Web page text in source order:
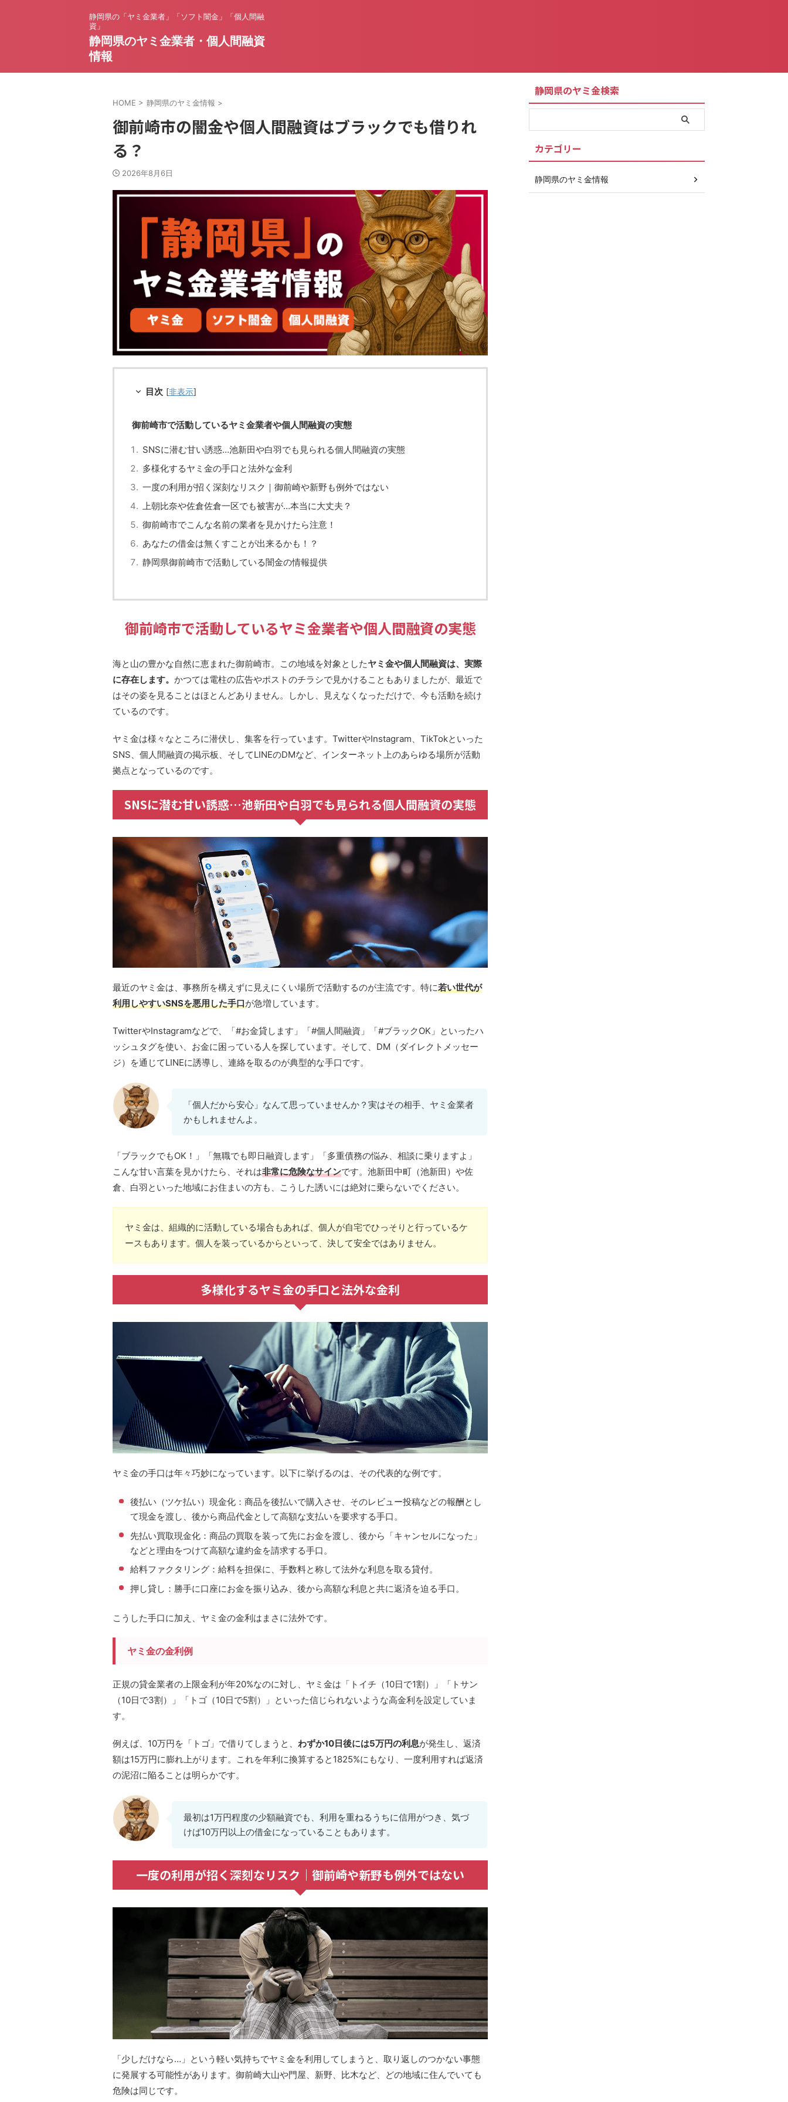
静岡県の「ヤミ金業者」「ソフト闇金」「個人間融
資」
静岡県のヤミ金業者・個人間融資
情報
HOME > 静岡県のヤミ金情報 >
御前崎市の闇金や個人間融資はブラックでも借りれ
る？
2026年8月6日
目次 [非表示]
御前崎市で活動しているヤミ金業者や個人間融資の実態
SNSに潜む甘い誘惑…池新田や白羽でも見られる個人間融資の実態
多様化するヤミ金の手口と法外な金利
一度の利用が招く深刻なリスク｜御前崎や新野も例外ではない
上朝比奈や佐倉佐倉一区でも被害が…本当に大丈夫？
御前崎市でこんな名前の業者を見かけたら注意！
あなたの借金は無くすことが出来るかも！？
静岡県御前崎市で活動している闇金の情報提供
御前崎市で活動しているヤミ金業者や個人間融資の実態
海と山の豊かな自然に恵まれた御前崎市。この地域を対象としたヤミ金や個人間融資は、実際
に存在します。 かつては電柱の広告やポストのチラシで見かけることもありましたが、最近で
はその姿を見ることはほとんどありません。しかし、見えなくなっただけで、今も活動を続け
ているのです。
ヤミ金は様々なところに潜伏し、集客を行っています。TwitterやInstagram、TikTokといった
SNS、個人間融資の掲示板、そしてLINEのDMなど、インターネット上のあらゆる場所が活動
拠点となっているのです。
SNSに潜む甘い誘惑…池新田や白羽でも見られる個人間融資の実態
最近のヤミ金は、事務所を構えずに見えにくい場所で活動するのが主流です。特に若い世代が
利用しやすいSNSを悪用した手口が急増しています。
TwitterやInstagramなどで、「#お金貸します」「#個人間融資」「#ブラックOK」といったハ
ッシュタグを使い、お金に困っている人を探しています。そして、DM（ダイレクトメッセー
ジ）を通じてLINEに誘導し、連絡を取るのが典型的な手口です。
「個人だから安心」なんて思っていませんか？実はその相手、ヤミ金業者
かもしれませんよ。
「ブラックでもOK！」「無職でも即日融資します」「多重債務の悩み、相談に乗りますよ」
こんな甘い言葉を見かけたら、それは非常に危険なサインです。池新田中町（池新田）や佐
倉、白羽といった地域にお住まいの方も、こうした誘いには絶対に乗らないでください。
ヤミ金は、組織的に活動している場合もあれば、個人が自宅でひっそりと行っているケ
ースもあります。個人を装っているからといって、決して安全ではありません。
多様化するヤミ金の手口と法外な金利
ヤミ金の手口は年々巧妙になっています。以下に挙げるのは、その代表的な例です。
後払い（ツケ払い）現金化：商品を後払いで購入させ、そのレビュー投稿などの報酬とし
て現金を渡し、後から商品代金として高額な支払いを要求する手口。
先払い買取現金化：商品の買取を装って先にお金を渡し、後から「キャンセルになった」
などと理由をつけて高額な違約金を請求する手口。
給料ファクタリング：給料を担保に、手数料と称して法外な利息を取る貸付。
押し貸し：勝手に口座にお金を振り込み、後から高額な利息と共に返済を迫る手口。
こうした手口に加え、ヤミ金の金利はまさに法外です。
ヤミ金の金利例
正規の貸金業者の上限金利が年20%なのに対し、ヤミ金は「トイチ（10日で1割）」「トサン
（10日で3割）」「トゴ（10日で5割）」といった信じられないような高金利を設定していま
す。
例えば、10万円を「トゴ」で借りてしまうと、 わずか10日後には5万円の利息が発生し、返済
額は15万円に膨れ上がります。これを年利に換算すると1825%にもなり、一度利用すれば返済
の泥沼に陥ることは明らかです。
最初は1万円程度の少額融資でも、利用を重ねるうちに信用がつき、気づ
けば10万円以上の借金になっていることもあります。
一度の利用が招く深刻なリスク｜御前崎や新野も例外ではない
「少しだけなら…」という軽い気持ちでヤミ金を利用してしまうと、取り返しのつかない事態
に発展する可能性があります。御前崎大山や門屋、新野、比木など、どの地域に住んでいても
危険は同じです。
静岡県のヤミ金検索
カテゴリー
静岡県のヤミ金情報